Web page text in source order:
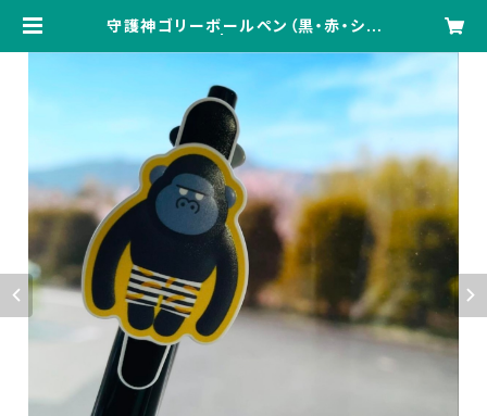
守護神ゴリーボールペン（黒・赤・シャ